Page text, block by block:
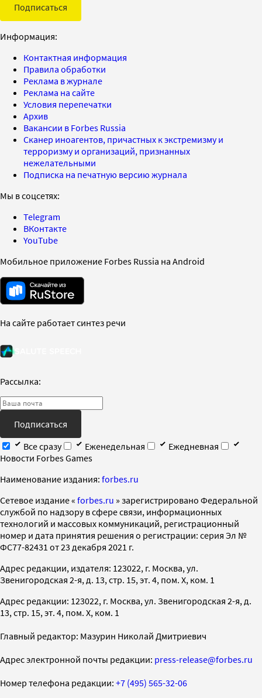
Подписаться
Информация:
Контактная информация
Правила обработки
Реклама в журнале
Реклама на сайте
Условия перепечатки
Архив
Вакансии в Forbes Russia
Сканер иноагентов, причастных к экстремизму и
терроризму и организаций, признанных
нежелательными
Подписка на печатную версию журнала
Мы в соцсетях:
Telegram
ВКонтакте
YouTube
Мобильное приложение Forbes Russia на Android
На сайте работает синтез речи
Рассылка:
Подписаться
Все сразу
Еженедельная
Ежедневная
Новости Forbes Games
Наименование издания: forbes.ru
Cетевое издание « forbes.ru » зарегистрировано Федеральной
службой по надзору в сфере связи, информационных
технологий и массовых коммуникаций, регистрационный
номер и дата принятия решения о регистрации: серия Эл №
ФС77-82431 от 23 декабря 2021 г.
Адрес редакции, издателя: 123022, г. Москва, ул.
Звенигородская 2-я, д. 13, стр. 15, эт. 4, пом. X, ком. 1
Адрес редакции: 123022, г. Москва, ул. Звенигородская 2-я, д.
13, стр. 15, эт. 4, пом. X, ком. 1
Главный редактор: Мазурин Николай Дмитриевич
Адрес электронной почты редакции: press-release@forbes.ru
Номер телефона редакции: +7 (495) 565-32-06